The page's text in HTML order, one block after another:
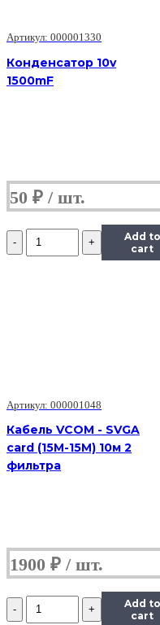
Артикул: 000001330
Конденсатор 10v
1500mF
50 ₽
Количество
(TPS51275)
Add to
cart
Артикул: 000001048
Кабель VCOM - SVGA
card (15M-15M) 10м 2
фильтра
1900 ₽
Количество
(TPS51275)
Add to
cart